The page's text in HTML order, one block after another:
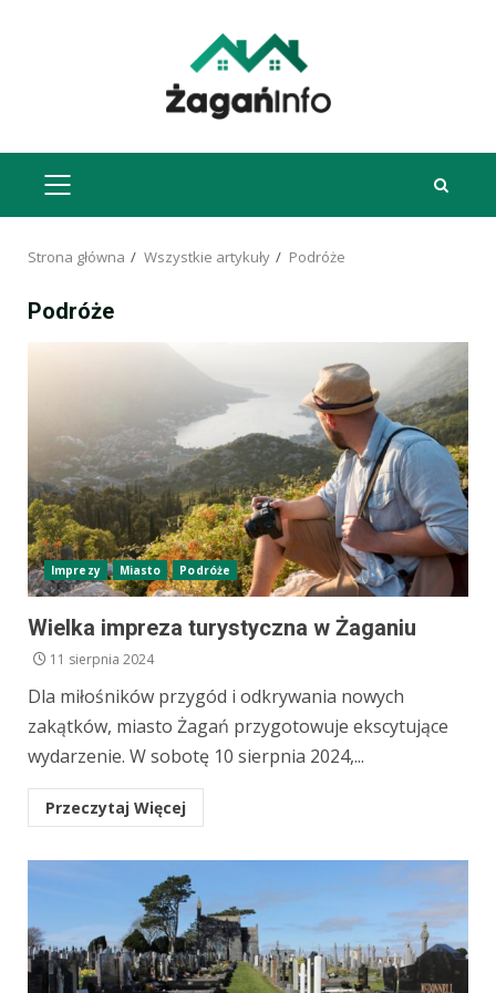
MENU
GŁÓWNE
Strona główna Wszystkie artykuły Podróże
Podróże
Imprezy Miasto Podróże
Wielka impreza turystyczna w Żaganiu
11 sierpnia 2024
Dla miłośników przygód i odkrywania nowych
zakątków, miasto Żagań przygotowuje ekscytujące
wydarzenie. W sobotę 10 sierpnia 2024,...
Przeczytaj Więcej